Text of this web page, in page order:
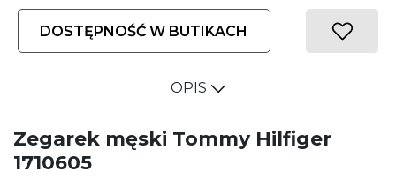
DOSTĘPNOŚĆ W BUTIKACH
OPIS
Zegarek męski Tommy Hilfiger
1710605